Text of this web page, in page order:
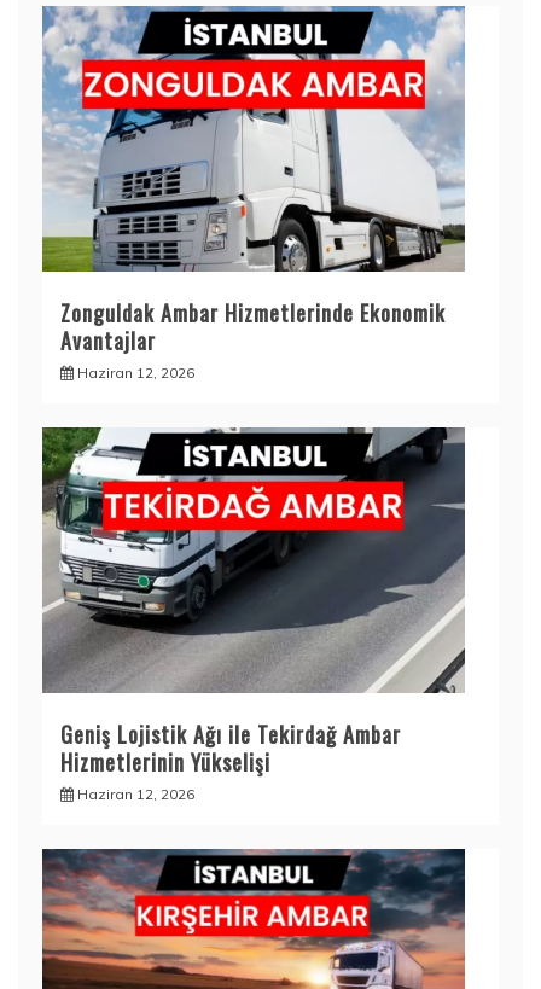
Zonguldak Ambar Hizmetlerinde Ekonomik
Avantajlar
Haziran 12, 2026
Geniş Lojistik Ağı ile Tekirdağ Ambar
Hizmetlerinin Yükselişi
Haziran 12, 2026